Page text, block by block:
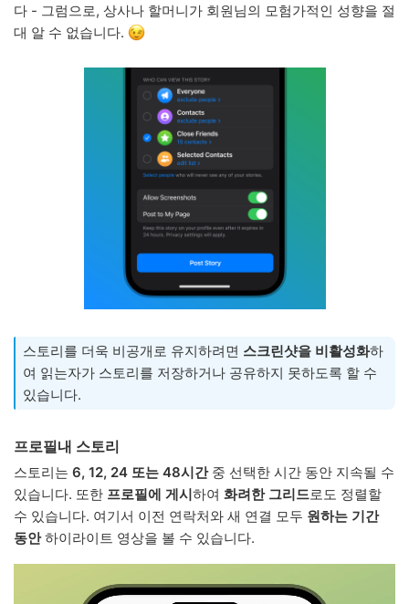
다 - 그럼으로, 상사나 할머니가 회원님의 모험가적인 성향을 절
대 알 수 없습니다.
스토리를 더욱 비공개로 유지하려면 스크린샷을 비활성화하
여 읽는자가 스토리를 저장하거나 공유하지 못하도록 할 수
있습니다.
프로필내 스토리
스토리는 6, 12, 24 또는 48시간중 선택한 시간 동안 지속될 수
있습니다. 또한 프로필에 게시하여 화려한 그리드로도 정렬할
수 있습니다. 여기서 이전 연락처와 새 연결 모두 원하는 기간
동안하이라이트 영상을 볼 수 있습니다.